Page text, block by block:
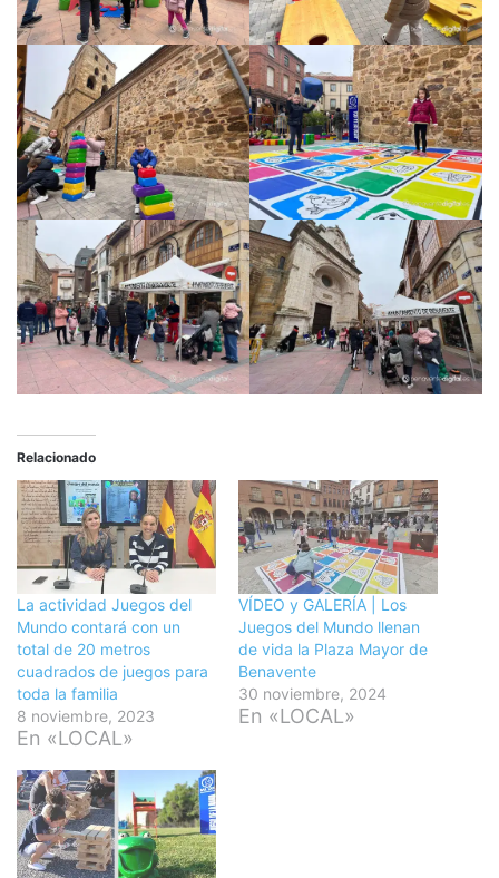
Relacionado
La actividad Juegos del
Mundo contará con un
total de 20 metros
cuadrados de juegos para
toda la familia
8 noviembre, 2023
En «LOCAL»
VÍDEO y GALERÍA | Los
Juegos del Mundo llenan
de vida la Plaza Mayor de
Benavente
30 noviembre, 2024
En «LOCAL»